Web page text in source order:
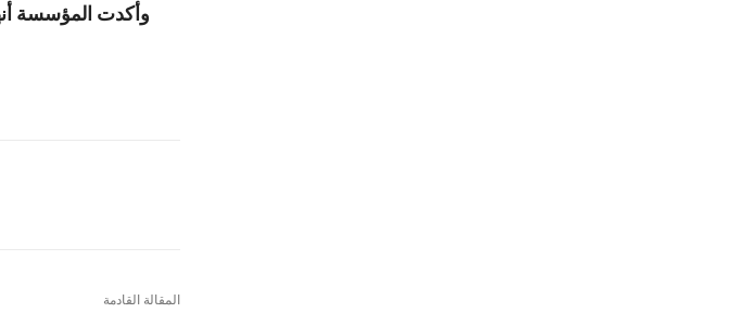
وأكدت المؤسسة
المقالة القادمة